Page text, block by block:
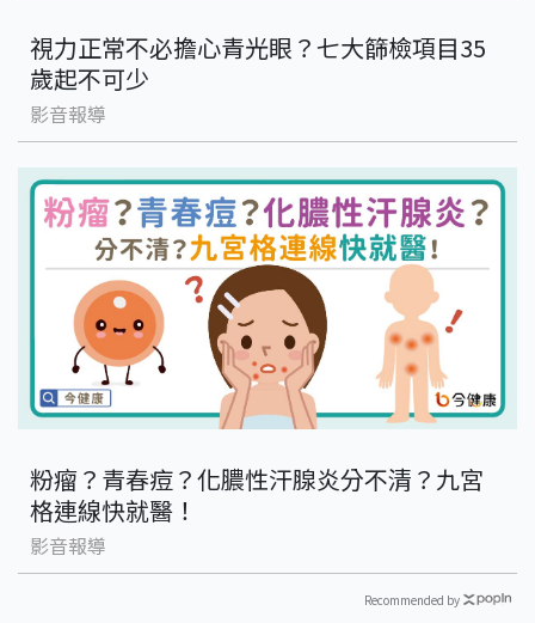
視力正常不必擔心青光眼？七大篩檢項目35
歲起不可少
影音報導
粉瘤？青春痘？化膿性汗腺炎分不清？九宮
格連線快就醫！
影音報導
Recommended by